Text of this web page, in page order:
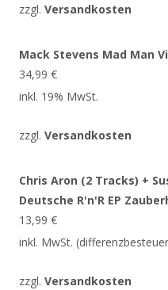
zzgl. Versandkosten
Mack Stevens Mad Man
34,99 €
inkl. 19% MwSt.
zzgl. Versandkosten
Chris Aron (2 Tracks) +
Deutsche R'n'R EP
13,99 €
inkl. MwSt.
zzgl. Versandkosten